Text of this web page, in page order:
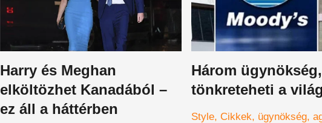
Harry és Meghan
elköltözhet Kanadából –
ez áll a háttérben
Három
tönkreteheti a
Style Cikkek ügynökség